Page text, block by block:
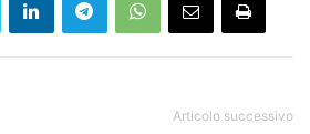
Articolo successivo